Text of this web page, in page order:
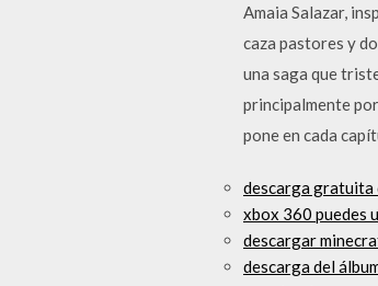
Amaia Salazar,
caza pastores y
una saga que
principalmente
pone en cada
descarga gratuita
xbox 360 puedes
descargar
descarga del